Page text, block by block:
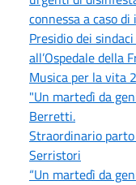
connessa a caso
Presidio dei
all’Ospedale della
Musica per la vita
"Un martedì da
Berretti.
Straordinario
Serristori
“Un martedì da